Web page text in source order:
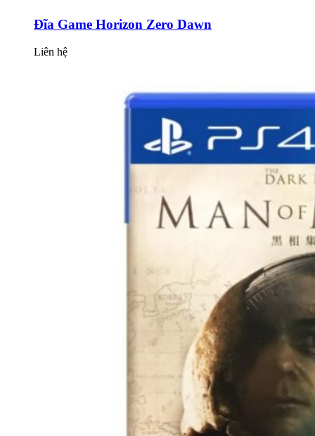
Đĩa Game Horizon Zero Dawn
Liên hệ